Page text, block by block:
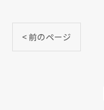
< 前のページ